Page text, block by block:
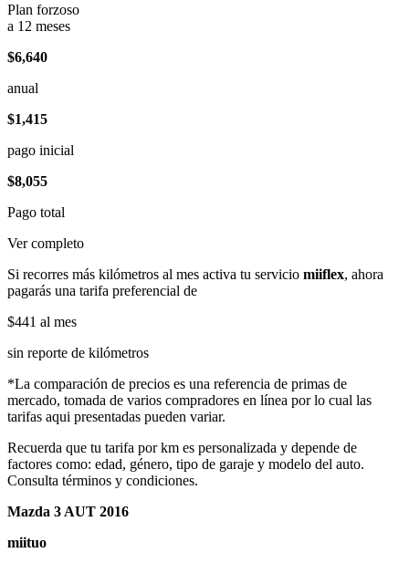
Plan forzoso
a 12 meses
$6,640
anual
$1,415
pago inicial
$8,055
Pago total
Ver completo
Si recorres más kilómetros al mes activa tu servicio miiflex, ahora
pagarás una tarifa preferencial de
$441 al mes
sin reporte de kilómetros
*La comparación de precios es una referencia de primas de
mercado, tomada de varios compradores en línea por lo cual las
tarifas aqui presentadas pueden variar.
Recuerda que tu tarifa por km es personalizada y depende de
factores como: edad, género, tipo de garaje y modelo del auto.
Consulta términos y condiciones.
Mazda 3 AUT 2016
miituo